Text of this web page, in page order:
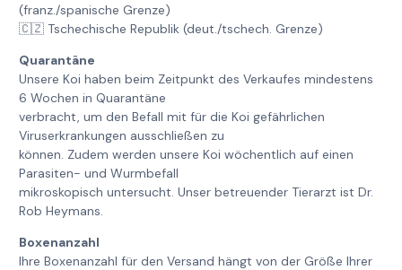
(franz./spanische Grenze)
🇨🇿 Tschechische Republik (deut./tschech. Grenze)
Quarantäne
Unsere Koi haben beim Zeitpunkt des Verkaufes mindestens
6 Wochen in Quarantäne
verbracht, um den Befall mit für die Koi gefährlichen
Viruserkrankungen ausschließen zu
können. Zudem werden unsere Koi wöchentlich auf einen
Parasiten- und Wurmbefall
mikroskopisch untersucht. Unser betreuender Tierarzt ist Dr.
Rob Heymans.
Boxenanzahl
Ihre Boxenanzahl für den Versand hängt von der Größe Ihrer